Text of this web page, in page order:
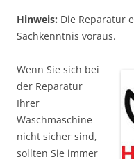
Hinweis: Die Reparatur
Sachkenntnis voraus.
Wenn Sie sich bei
der Reparatur
Ihrer
Waschmaschine
nicht sicher sind,
sollten Sie immer